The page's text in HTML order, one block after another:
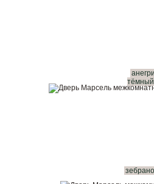
анегри
тёмный
зебрано